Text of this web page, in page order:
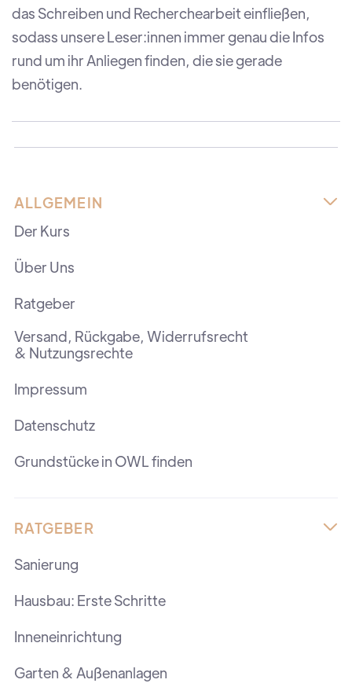
das Schreiben und Recherchearbeit einfließen,
sodass unsere Leser:innen immer genau die Infos
rund um ihr Anliegen finden, die sie gerade
benötigen.
ALLGEMEIN 
Der Kurs
Über Uns
Ratgeber
Versand, Rückgabe, Widerrufsrecht
& Nutzungsrechte
Impressum
Datenschutz
Grundstücke in OWL finden
RATGEBER 
Sanierung
Hausbau: Erste Schritte
Inneneinrichtung
Garten & Außenanlagen